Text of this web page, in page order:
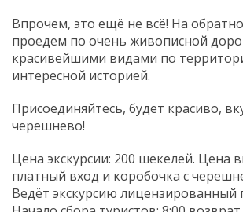
Впрочем, это ещё не всё! На
проедем по очень живописной
красивейшими видами по
интересной историей.
Присоединяйтесь, будет красиво,
черешнево!
Цена экскурсии: 200 шекелей. Цена
платный вход и коробочка с
Ведёт экскурсию лицензированный